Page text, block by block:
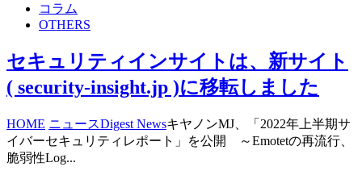
コラム
OTHERS
セキュリティインサイトは、新サイト
( security-insight.jp )に移転しました
HOME ニュースDigest NewsキヤノンMJ、「2022年上半期サ
イバーセキュリティレポート」を公開 ～Emotetの再流行、
脆弱性Log...